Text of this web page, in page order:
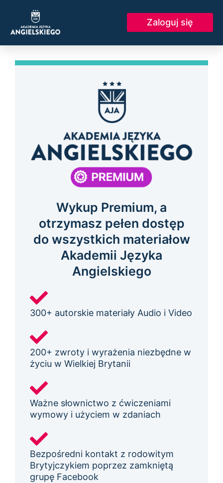
content
Zaloguj się
Wykup Premium, a
otrzymasz pełen dostęp
do wszystkich materiałow
Akademii Języka
Angielskiego
300+ autorskie materiały Audio i Video
200+ zwroty i wyrażenia niezbędne w
życiu w Wielkiej Brytanii
Ważne słownictwo z ćwiczeniami
wymowy i użyciem w zdaniach
Bezpośredni kontakt z rodowitym
Brytyjczykiem poprzez zamkniętą
grupę Facebook